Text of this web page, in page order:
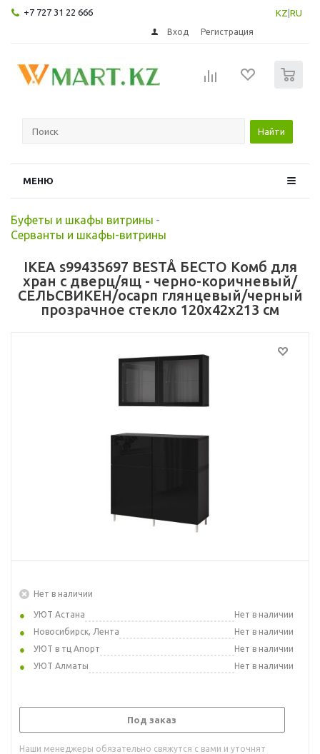
+7 727 31 22 666 KZ RU
Вход Регистрация
Найти
МЕНЮ
Буфеты и шкафы витрины -
Серванты и шкафы-витрины
IKEA s99435697 BESTÅ БЕСТО Комб для
хран с дверц/ящ - черно-коричневый/
СЕЛЬСВИКЕН/осарп глянцевый/черный
прозрачное стекло 120x42x213 см
Нет в наличии
УЮТ Астана
Нет в наличии
Новосибирск, Лента
Нет в наличии
УЮТ в тц Апорт
Нет в наличии
УЮТ Алматы
Нет в наличии
Под заказ
Наши менеджеры обязательно свяжутся с вами и уточнят